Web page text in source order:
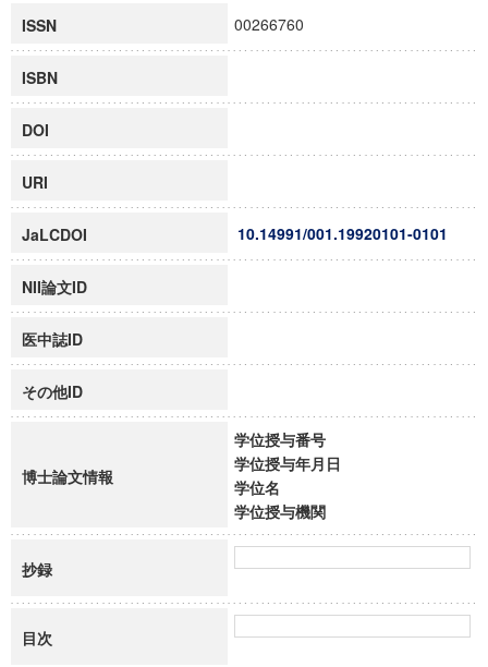
ISSN 00266760
ISBN
DOI
URI
JaLCDOI 10.14991/001.19920101-0101
NII論文ID
医中誌ID
その他ID
博士論文情報
学位授与番号
学位授与年月日
学位名
学位授与機関
抄録
目次